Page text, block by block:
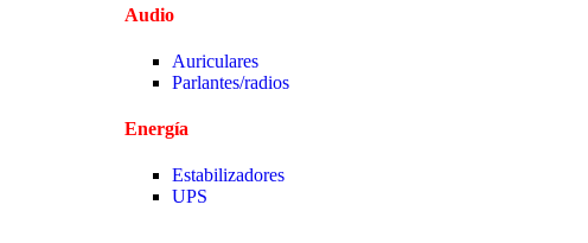
Audio
Auriculares
Parlantes/radios
Energía
Estabilizadores
UPS